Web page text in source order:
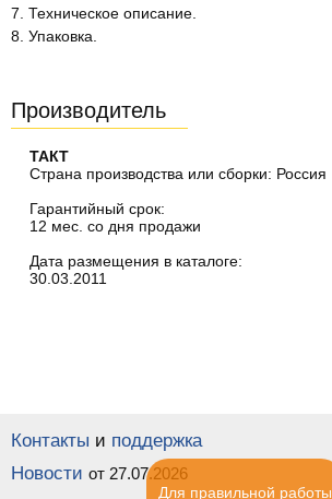
7. Техническое описание.
8. Упаковка.
Производитель
ТАКТ
Страна производства или сборки: Россия
Гарантийный срок:
12 мес. со дня продажи
Дата размещения в каталоге:
30.03.2011
Контакты и поддержка
Новости от 27.07.2026
Для правильной работы